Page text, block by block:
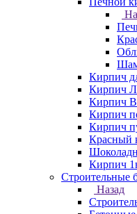
Кирпич
Кирпич
Кирпич
Кирпич
Кирпич
Красный
Кирпич
Строительные
Назад